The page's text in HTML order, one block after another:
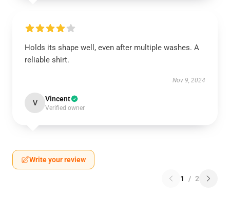
Holds its shape well, even after multiple washes. A
reliable shirt.
Nov 9, 2024
V Vincent
Verified owner
Write your review
1 / 2